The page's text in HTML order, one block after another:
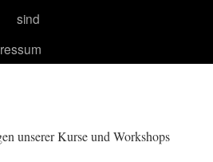
sind
unserer Kurse und Workshops